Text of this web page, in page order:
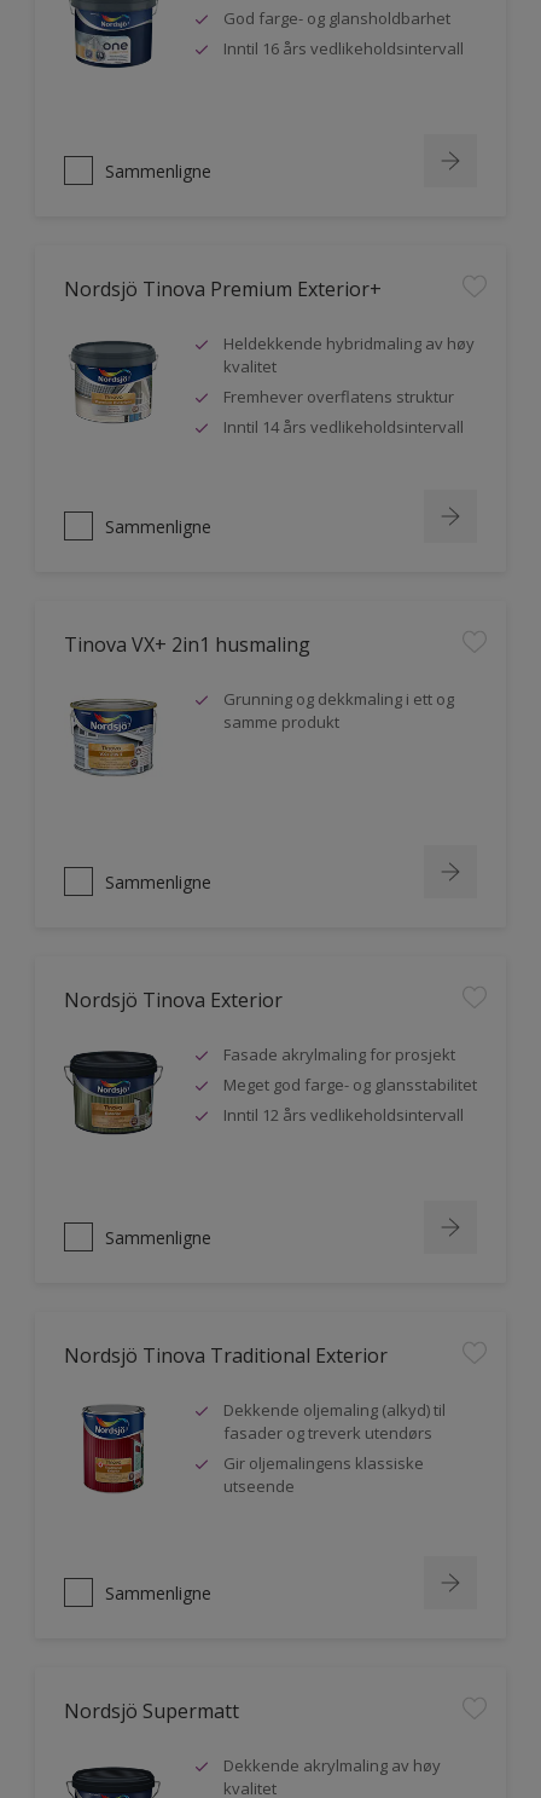
God farge- og glansholdbarhet
Inntil 16 års vedlikeholdsintervall
Sammenligne
Nordsjö Tinova Premium Exterior+
Heldekkende hybridmaling av høy
kvalitet
Fremhever overflatens struktur
Inntil 14 års vedlikeholdsintervall
Sammenligne
Tinova VX+ 2in1 husmaling
Grunning og dekkmaling i ett og
samme produkt
Sammenligne
Nordsjö Tinova Exterior
Fasade akrylmaling for prosjekt
Meget god farge- og glansstabilitet
Inntil 12 års vedlikeholdsintervall
Sammenligne
Nordsjö Tinova Traditional Exterior
Dekkende oljemaling (alkyd) til
fasader og treverk utendørs
Gir oljemalingens klassiske
utseende
Sammenligne
Nordsjö Supermatt
Dekkende akrylmaling av høy
kvalitet